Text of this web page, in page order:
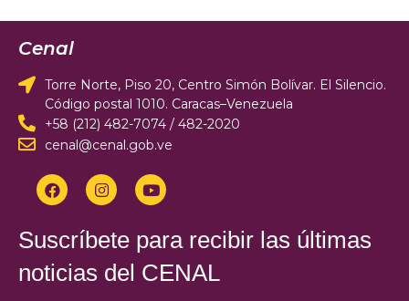
Cenal
Torre Norte, Piso 20, Centro Simón Bolívar. El Silencio.
Código postal 1010. Caracas–Venezuela
+58 (212) 482-7074 / 482-2020
cenal@cenal.gob.ve
Suscríbete para recibir las últimas
noticias del CENAL